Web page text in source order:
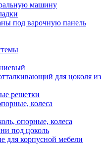
машину
под варочную панель
для цоколя из
решетки
колеса
опорные, колеса
под цоколь
для корпусной мебели